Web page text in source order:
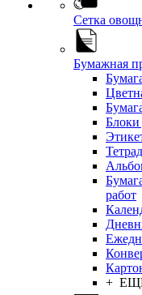
Сетка
Бумажная
Блоки
работ
+